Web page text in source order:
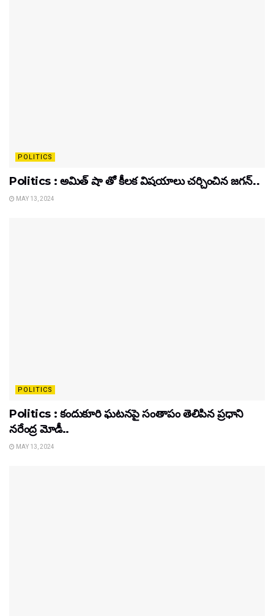
POLITICS
Politics : అమిత్ షా తో కీలక విషయాలు చర్చించిన జగన్..
MAY 13, 2024
POLITICS
Politics : కందుకూరి ఘటనపై సంతాపం తెలిపిన ప్రధాని
నరేంద్ర మోడీ..
MAY 13, 2024